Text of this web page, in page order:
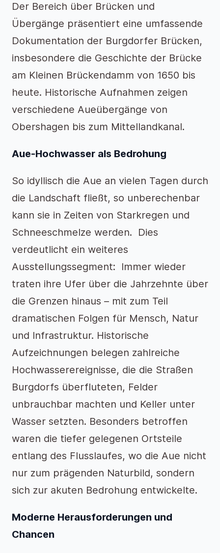
Der Bereich über Brücken und
Übergänge präsentiert eine umfassende
Dokumentation der Burgdorfer Brücken,
insbesondere die Geschichte der Brücke
am Kleinen Brückendamm von 1650 bis
heute. Historische Aufnahmen zeigen
verschiedene Aueübergänge von
Obershagen bis zum Mittellandkanal.
Aue-Hochwasser als Bedrohung
So idyllisch die Aue an vielen Tagen durch
die Landschaft fließt, so unberechenbar
kann sie in Zeiten von Starkregen und
Schneeschmelze werden. Dies
verdeutlicht ein weiteres
Ausstellungssegment: Immer wieder
traten ihre Ufer über die Jahrzehnte über
die Grenzen hinaus – mit zum Teil
dramatischen Folgen für Mensch, Natur
und Infrastruktur. Historische
Aufzeichnungen belegen zahlreiche
Hochwasserereignisse, die die Straßen
Burgdorfs überfluteten, Felder
unbrauchbar machten und Keller unter
Wasser setzten. Besonders betroffen
waren die tiefer gelegenen Ortsteile
entlang des Flusslaufes, wo die Aue nicht
nur zum prägenden Naturbild, sondern
sich zur akuten Bedrohung entwickelte.
Moderne Herausforderungen und
Chancen